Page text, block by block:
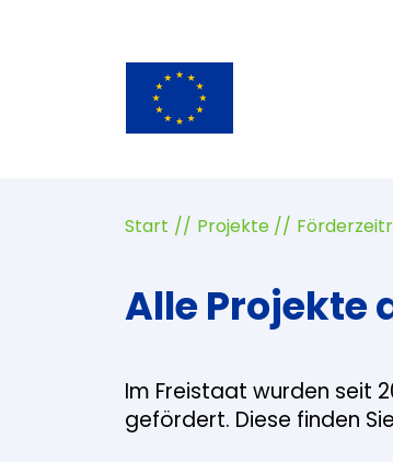
Start Projekte
Alle Projekte
Im Freistaat wurden seit
gefördert. Diese finden